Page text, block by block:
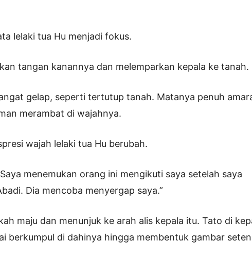
lelaki tua Hu menjadi fokus.
tangan kanannya dan melemparkan kepala ke tanah.
gelap, seperti tertutup tanah. Matanya penuh
merambat di wajahnya.
wajah lelaki tua Hu berubah.
menemukan orang ini mengikuti saya setelah saya
Dia mencoba menyergap saya.”
maju dan menunjuk ke arah alis kepala itu. Tato di
berkumpul di dahinya hingga membentuk gambar